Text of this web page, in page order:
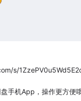
s/
手机App，操作更方便